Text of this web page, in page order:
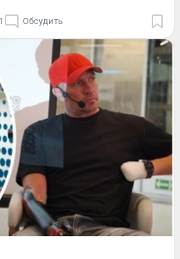
Обсудить